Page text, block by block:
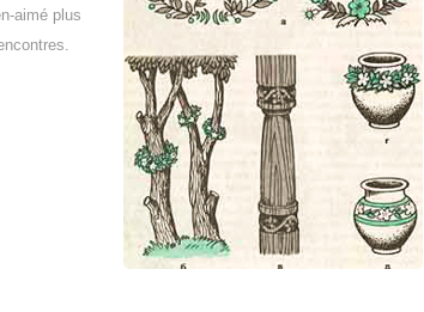
aimé plus